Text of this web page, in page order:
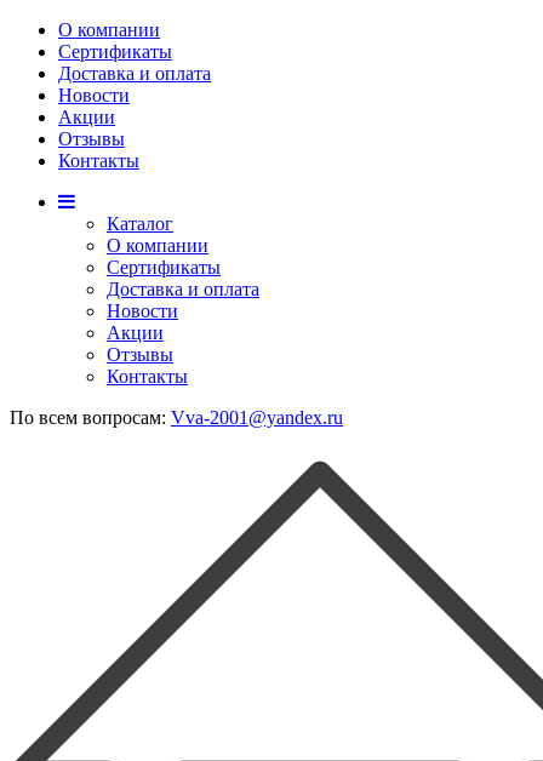
О компании
Сертификаты
Доставка и оплата
Новости
Акции
Отзывы
Контакты
Каталог
О компании
Сертификаты
Доставка и оплата
Новости
Акции
Отзывы
Контакты
По всем вопросам: Vva-2001@yandex.ru